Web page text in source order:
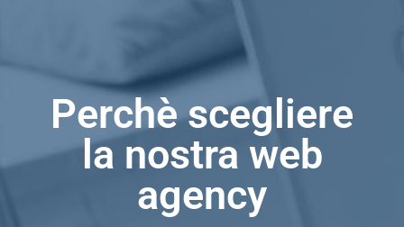
Perchè scegliere
la nostra web
agency